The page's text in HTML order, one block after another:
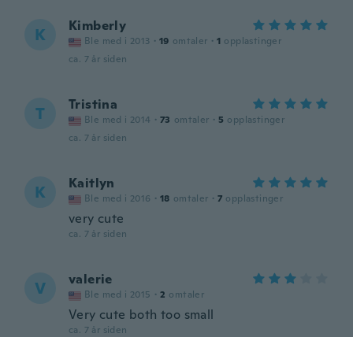
K Kimberly
Ble med i 2013 · 19 omtaler · 1 opplastinger
ca. 7 år siden
T Tristina
Ble med i 2014 · 73 omtaler · 5 opplastinger
ca. 7 år siden
K Kaitlyn
Ble med i 2016 · 18 omtaler · 7 opplastinger
very cute
ca. 7 år siden
V valerie
Ble med i 2015 · 2 omtaler
Very cute both too small
ca. 7 år siden